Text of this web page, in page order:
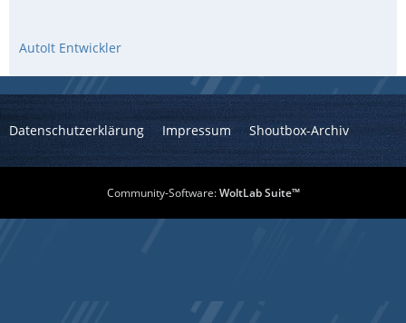
AutoIt Entwickler
Datenschutzerklärung Impressum Shoutbox-Archiv
Community-Software:WoltLab Suite™